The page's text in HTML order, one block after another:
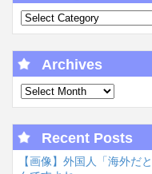
Archives
Recent Posts
【画像】外国人「海外だ